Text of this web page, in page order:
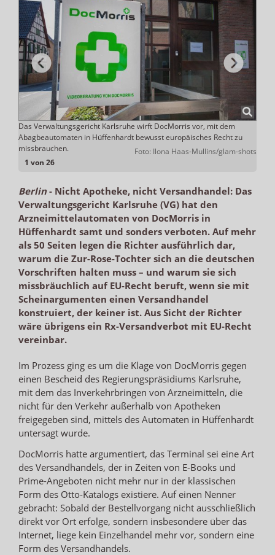
1 von 26
Das Verwaltungsgericht Karlsruhe wirft DocMorris vor, mit dem
Abagbeautomaten in Hüffenhardt bewusst europäisches Recht zu
missbrauchen.
Foto: Ilona Haas-Mullins/glam-shots
Berlin- Nicht Apotheke, nicht Versandhandel: Das
Verwaltungsgericht Karlsruhe (VG) hat den
Arzneimittelautomaten von DocMorris in
Hüffenhardt samt und sonders verboten. Auf mehr
als 50 Seiten legen die Richter ausführlich dar,
warum die Zur-Rose-Tochter sich an die deutschen
Vorschriften halten muss – und warum sie sich
missbräuchlich auf EU-Recht beruft, wenn sie mit
Scheinargumenten einen Versandhandel
konstruiert, der keiner ist. Aus Sicht der Richter
wäre übrigens ein Rx-Versandverbot mit EU-Recht
vereinbar.
Im Prozess ging es um die Klage von DocMorris gegen
einen Bescheid des Regierungspräsidiums Karlsruhe,
mit dem das Inverkehrbringen von Arzneimitteln, die
nicht für den Verkehr außerhalb von Apotheken
freigegeben sind, mittels des Automaten in Hüffenhardt
untersagt wurde.
DocMorris hatte argumentiert, das Terminal sei eine Art
des Versandhandels, der in Zeiten von E-Books und
Prime-Angeboten nicht mehr nur in der klassischen
Form des Otto-Katalogs existiere. Auf einen Nenner
gebracht: Sobald der Bestellvorgang nicht ausschließlich
direkt vor Ort erfolge, sondern insbesondere über das
Internet, liege kein Einzelhandel mehr vor, sondern eine
Form des Versandhandels.